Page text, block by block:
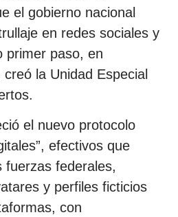
el gobierno nacional
en redes sociales y
primer paso, en
la Unidad Especial
el nuevo protocolo
efectivos que
fuerzas federales,
y perfiles ficticios
con